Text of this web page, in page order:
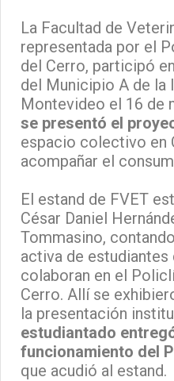
La Facultad de
representada por el
del Cerro, participó
del Municipio A de la
Montevideo el 16 de
se presentó el
espacio colectivo en
acompañar el
El estand de FVET
César Daniel
Tommasino,
activa de estudiantes
colaboran en el
Cerro. Allí se
la presentación
estudiantado
funcionamiento del
que acudió al estand.